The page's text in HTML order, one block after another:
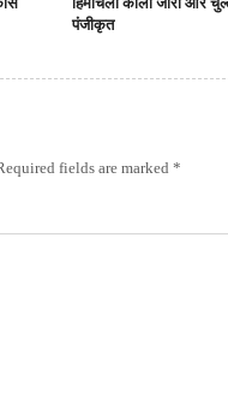
पंजीकृत
fields are marked *